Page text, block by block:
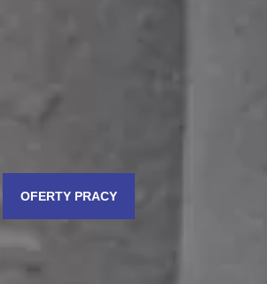
OFERTY PRACY